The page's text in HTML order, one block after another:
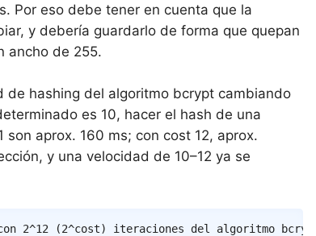
Por eso debe tener en cuenta que la
y debería guardarlo de forma que quepan
ancho de 255.
de hashing del algoritmo bcrypt cambiando
es 10, hacer el hash de una
aprox. 160 ms; con cost 12, aprox.
y una velocidad de 10–12 ya se
2^12 (2^cost) iteraciones del algoritmo bcrypt
Copy